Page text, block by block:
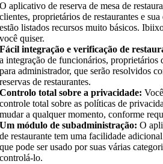
O aplicativo de reserva de mesa de
clientes, proprietários de restaurantes e
estão listados recursos muito básicos.
você quiser.
Fácil integração e verificação de
a integração de funcionários, proprietários
para administrador, que serão resolvidos
reservas de restaurantes.
Controlo total sobre a privacidade:
controle total sobre as políticas de
mudar a qualquer momento, conforme
Um módulo de subadministração: O
de restaurante tem uma facilidade
que pode ser usado por suas várias
controlá-lo.